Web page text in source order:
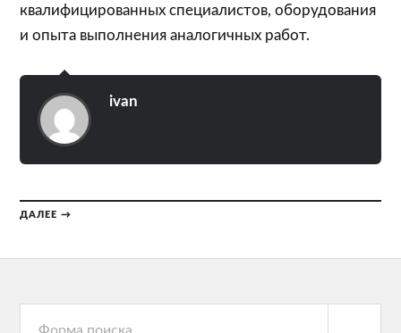
квалифицированных специалистов, оборудования
и опыта выполнения аналогичных работ.
ivan
ДАЛЕЕ →